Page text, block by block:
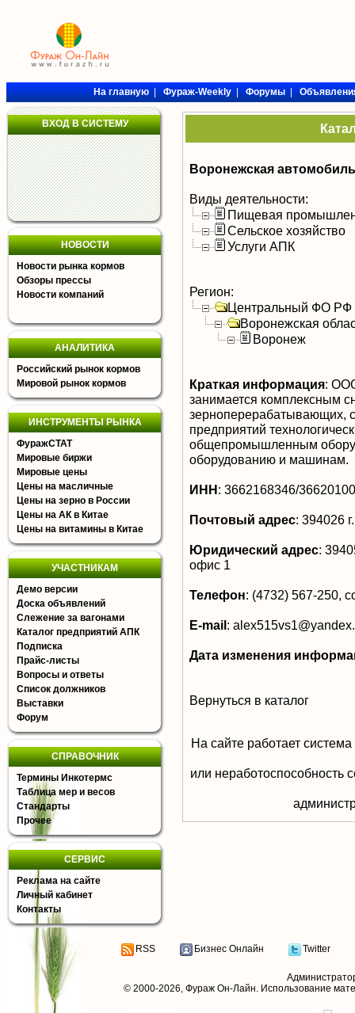
На главную|Фураж-Weekly|Форумы|
ВХОД В СИСТЕМУ
НОВОСТИ
Новости рынка кормов
Обзоры прессы
Новости компаний
АНАЛИТИКА
Российский рынок кормов
Мировой рынок кормов
ИНСТРУМЕНТЫ РЫНКА
ФуражСТАТ
Мировые биржи
Мировые цены
Цены на масличные
Цены на зерно в России
Цены на АК в Китае
Цены на витамины в Китае
УЧАСТНИКАМ
Демо версии
Доска объявлений
Слежение за вагонами
Каталог предприятий АПК
Подписка
Прайс-листы
Вопросы и ответы
Список должников
Выставки
Форум
СПРАВОЧНИК
Термины Инкотермс
Таблица мер и весов
Стандарты
Прочее
СЕРВИС
Реклама на сайте
Личный кабинет
Контакты
Воронежская
Виды деятельности:
Пищевая
Сельское хозяйство
Услуги АПК
Регион:
Центральный ФО РФ
Воронежская
Воронеж
Краткая информация:
занимается комплексным
зерноперерабатывающих,
предприятий
общепромышленным
оборудованию и машинам.
ИНН: 3662168346/
Почтовый адрес: 394026
Юридический адрес:
офис 1
Телефон: (4732) 567-250,
E-mail:
Дата изменения
Вернуться в каталог
На сайте работает
или неработоспособность
RSS Бизнес Онлайн Twitter
© 2000-2026, Фураж Он-Лайн. Использование